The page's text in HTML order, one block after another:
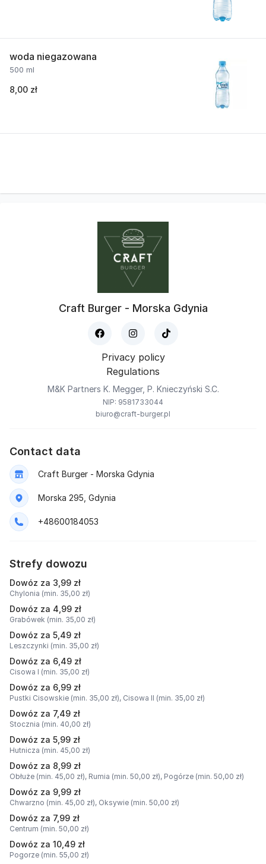
woda niegazowana
500 ml
8,00 zł
Craft Burger - Morska Gdynia
Privacy policy
Regulations
M&K Partners K. Megger, P. Knieczyński S.C.
NIP: 9581733044
biuro@craft-burger.pl
Contact data
Craft Burger - Morska Gdynia
Morska 295, Gdynia
+48600184053
Strefy dowozu
Dowóz za 3,99 zł
Chylonia (min. 35,00 zł)
Dowóz za 4,99 zł
Grabówek (min. 35,00 zł)
Dowóz za 5,49 zł
Leszczynki (min. 35,00 zł)
Dowóz za 6,49 zł
Cisowa I (min. 35,00 zł)
Dowóz za 6,99 zł
Pustki Cisowskie (min. 35,00 zł), Cisowa II (min. 35,00 zł)
Dowóz za 7,49 zł
Stocznia (min. 40,00 zł)
Dowóz za 5,99 zł
Hutnicza (min. 45,00 zł)
Dowóz za 8,99 zł
Obłuże (min. 45,00 zł), Rumia (min. 50,00 zł), Pogórze (min. 50,00 zł)
Dowóz za 9,99 zł
Chwarzno (min. 45,00 zł), Oksywie (min. 50,00 zł)
Dowóz za 7,99 zł
Centrum (min. 50,00 zł)
Dowóz za 10,49 zł
Pogorze (min. 55,00 zł)